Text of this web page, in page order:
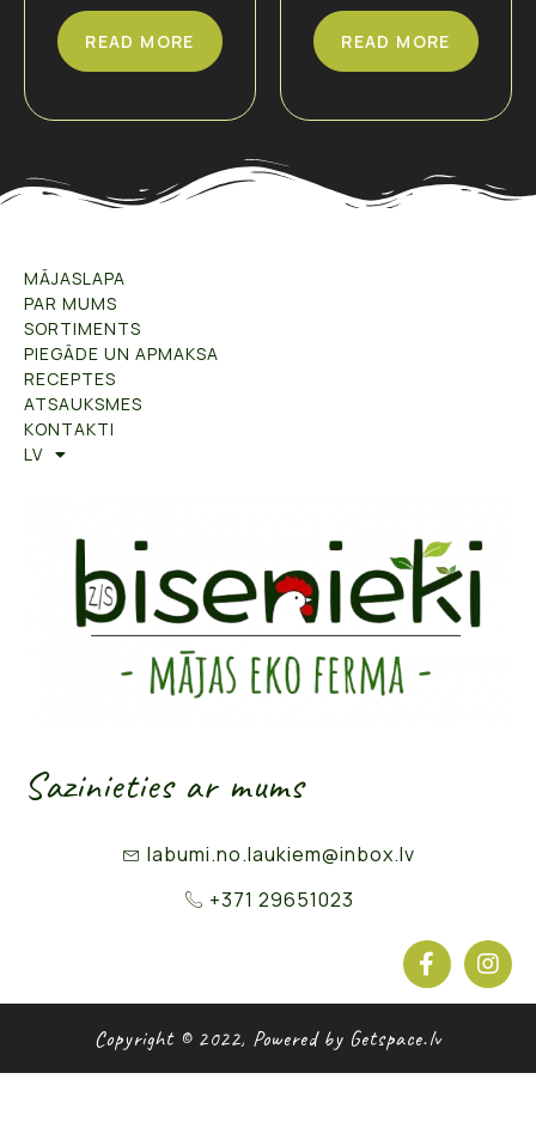
READ MORE READ MORE
MĀJASLAPA
PAR MUMS
SORTIMENTS
PIEGĀDE UN APMAKSA
RECEPTES
ATSAUKSMES
KONTAKTI
LV
Sazinieties ar mums
labumi.no.laukiem@inbox.lv
+371 29651023
Copyright © 2022, Powered by Getspace.lv